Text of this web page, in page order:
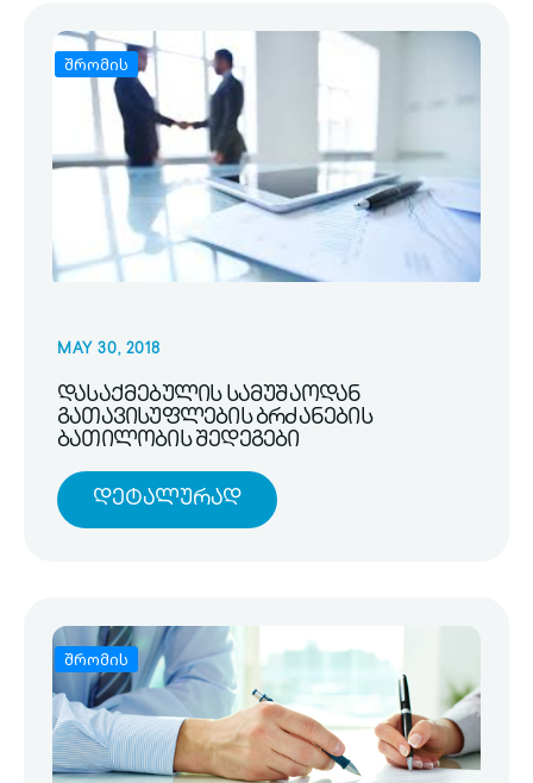
შრომის
MAY 30, 2018
დასაქმებულის სამუშაოდან
გათავისუფლების ბრძანების
ბათილობის შედეგები
Დეტალურად
შრომის